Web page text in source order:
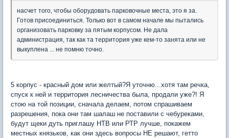
насчет того, чтобы оборудовать парковочные места, это я за.
Готов присоединиться. Только вот в самом начале мы пытались
организовать парковку за пятым корпусом. Не дала
администрация, так как та территория уже кем-то занята или не
выкуплена ... не помню точно.
5 корпус - красный дом или желтый?Я уточню...хотя там речка,
спуск к ней и территория лесничества была, продали уже?! Я
стою на той позиции, сначала делаем, потом спрашиваем
разрешения, пока они там шалаш не поставили с чебуреками,
будут щеки дуть приглашу НТВ или РТР лучше, покажем
местных князьков, как они здесь вопросы НЕ решают, гетто